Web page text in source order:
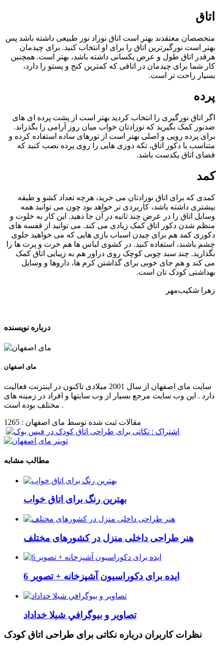
اتاق
متخصصان معتقدند بهتر است اتاق نوزاد نور طبیعی داشته باشد پس
بهتر است نورگیرترین اتاق را برای او انتخاب کنید. برای چیدمان
هرقدر اتاق طول و عرض یکسانی داشته باشد، بهتر است. همچنین
کار شما برای چیدمان در اتاقی که کمترین کنج و پستو را دارد،
بسیار راحت تر است.
پرده
اگر اتاق نورگیری را انتخاب کردید بهتر است از پشت پرده ای های
ضدنور کمک بگیرید که نوزادتان خواب میان روز آرامی را بگذراند.
برای پرده رویی و اصلی بهتر است از تورهای ساده استفاده کرده و
متناسب با دکور اتاق، تکه دوزی هایی را روی پرده نصب کنید که
فضای اتاق یکدست باشد.
کمد
کمدی که برای اتاق نوزادتان می خرید، هرچه تعداد کشو و طبقه
بیشتری داشته باشد، کاربردی تر خواهد بود چون می توانید همه
وسایل اتاق را در عرض چند ثانیه در آن جا دهید. این کار به خلوت و
منظم شدن دکور اتاق کمک زیادی می کند. می توانید از قفسه های
دکوری کمد هم برای چیدن اسباب بازی هایی که می خواهید جلوی
چشم باشند، استفاده کنید. در کشوی لباس ها هم خرت و پرت ها را
بگذارید. چند سبد چوبی کوچک روی دراور هم به زیبایی اتاق کمک
می کند و هم جای خوبی برای گذاشتن کرم ها، داروها و وسایل
بهداشتی کودک تان است.
زهرا شکیب‌مهر
درباره نویسنده
مای اصفهان
سایت مای اصفهان از سال 2001 میلادی تاکنون در اینترنت فعالیت
دارد . این وب سایت مرجع بسیار از وب سایتها و افراد در زمینه های
مختلف بوده است .
مقالات ثبت شده توسط مای اصفهان : 1265
مطالب مشابه
بهترین رنگ برای اتاق خواب
هنر طراحی داخلی منزل در کشورهای مختلف
6 ایده برای دکوراسیون آشپزخانه + تصویر
تصاوير و بيوگرافي شيلا خداداد
نظرات کاربران درباره نکاتی برای طراحی اتاق کودک